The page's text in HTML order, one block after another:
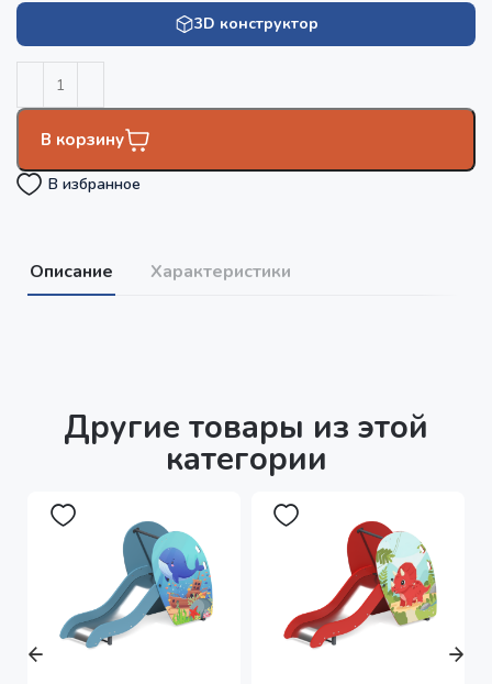
3D конструктор
В корзину
В избранное
Описание Характеристики
Другие товары из этой
категории